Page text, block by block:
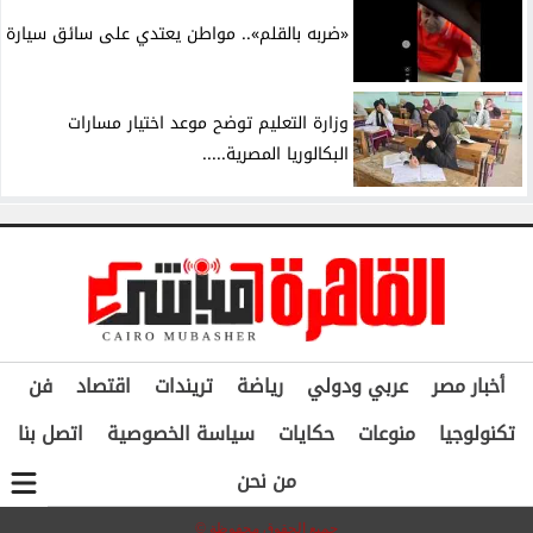
«ضربه بالقلم».. مواطن يعتدي على سائق سيارة
وزارة التعليم توضح موعد اختيار مسارات
البكالوريا المصرية.....
أخبار مصر عربي ودولي رياضة تريندات اقتصاد
فن
تكنولوجيا
منوعات حكايات سياسة الخصوصية
اتصل بنا
من نحن
جميع الحقوق محفوظة ©